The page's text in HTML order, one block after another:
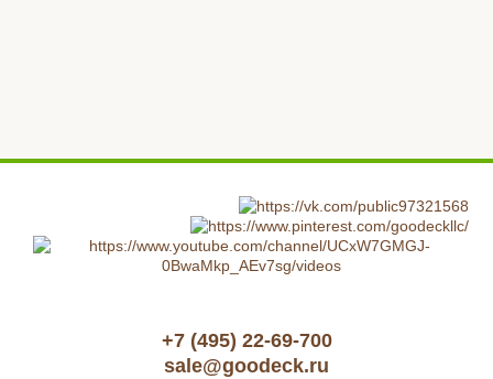
+7 (495) 22-69-700
sale@goodeck.ru